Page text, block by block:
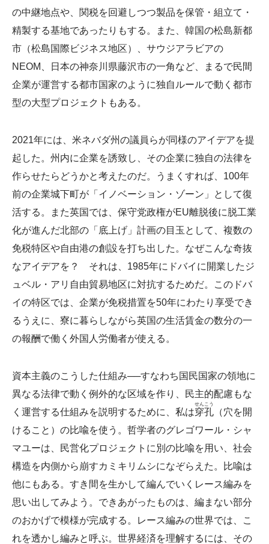
の中継地点や、関税を回避しつつ製品を保管・組立て・
精製する基地であったりもする。また、韓国の松島新都
市（松島国際ビジネス地区）、サウジアラビアの
NEOM、日本の神奈川県藤沢市の一角など、まるで民間
企業が運営する都市国家のように独自ルールで動く都市
型の大型プロジェクトもある。
2021年には、米ネバダ州の議員らが同様のアイデアを提
起した。州内に企業を誘致し、その企業に独自の法律を
作らせたらどうかと考えたのだ。うまくすれば、100年
前の企業城下町が「イノベーション・ゾーン」として復
活する。また英国では、保守党政権がEU離脱後に脱工業
化が進んだ北部の「底上げ」計画の目玉として、複数の
免税特区や自由港の創設を打ち出した。なぜこんな奇抜
なアイデアを？ それは、1985年にドバイに開業したジ
ュベル・アリ自由貿易地区に対抗するためだ。このドバ
イの特区では、企業が免税措置を50年にわたり享受でき
るうえに、寮に暮らしながら英国の生活賃金の数分の一
の報酬で働く外国人労働者が使える。
資本主義のこうした仕組み──すなわち国民国家の領地に
異なる法律で動く例外的な区域を作り、民主的配慮もな
く運営する仕組みを説明するために、私は穿孔
せんこう
（穴を開
けること）の比喩を使う。哲学者のグレゴワール・シャ
マユーは、民営化プロジェクトに別の比喩を用い、社会
構造を内側から崩すカミキリムシになぞらえた。比喩は
他にもある。すき間を生かして編んでいくレース編みを
思い出してみよう。できあがったものは、編まない部分
のおかげで模様が完成する。レース編みの世界では、こ
れを透かし編みと呼ぶ。世界経済を理解するには、その